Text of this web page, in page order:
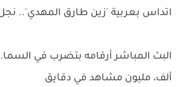
اتداس بعربية 'زين طارق المهدي'.. نجل
ألف، مليون مشاهد في دقايق